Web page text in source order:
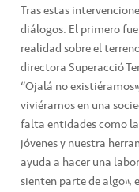
Tras estas
diálogos. El primero
realidad sobre el
directora Superacció
“Ojalá no
viviéramos en una
falta entidades como
jóvenes y nuestra
ayuda a hacer una
sienten parte de algo”,